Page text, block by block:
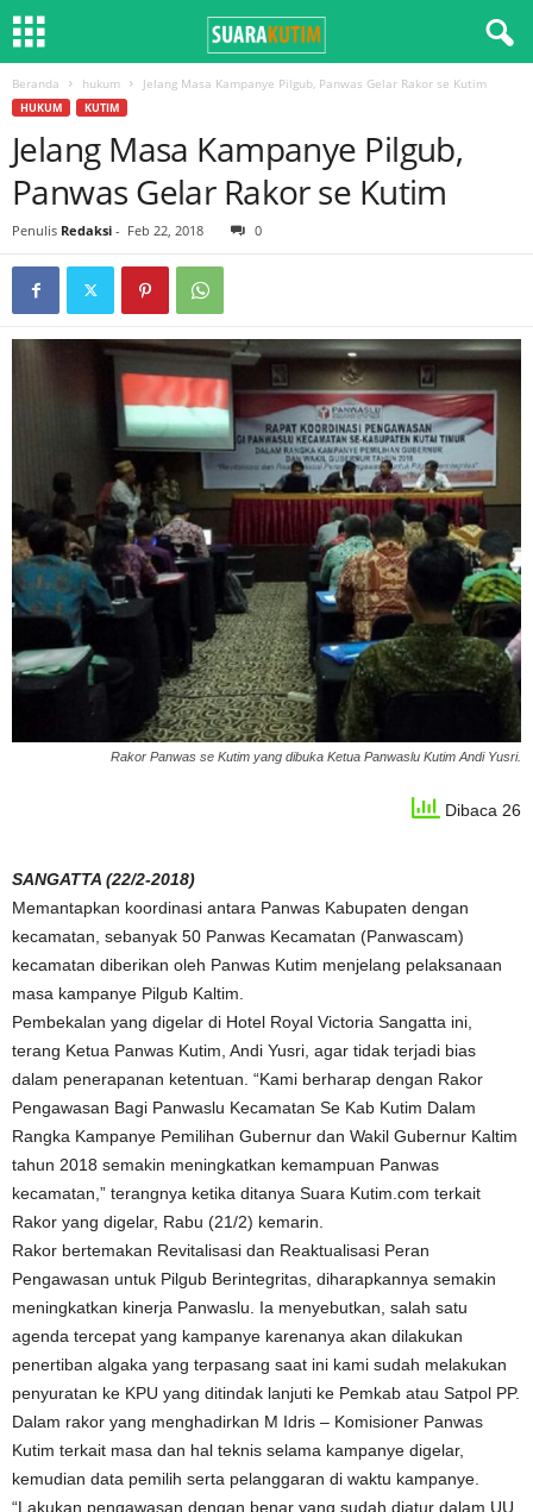
Beranda hukum Jelang Masa Kampanye Pilgub, Panwas Gelar Rakor se Kutim
HUKUM KUTIM
Jelang Masa Kampanye Pilgub,
Panwas Gelar Rakor se Kutim
Penulis Redaksi - Feb 22, 2018 0
Rakor Panwas se Kutim yang dibuka Ketua Panwaslu Kutim Andi Yusri.
Dibaca 26
SANGATTA (22/2-2018)
Memantapkan koordinasi antara Panwas Kabupaten dengan
kecamatan, sebanyak 50 Panwas Kecamatan (Panwascam)
kecamatan diberikan oleh Panwas Kutim menjelang pelaksanaan
masa kampanye Pilgub Kaltim.
Pembekalan yang digelar di Hotel Royal Victoria Sangatta ini,
terang Ketua Panwas Kutim, Andi Yusri, agar tidak terjadi bias
dalam penerapanan ketentuan. “Kami berharap dengan Rakor
Pengawasan Bagi Panwaslu Kecamatan Se Kab Kutim Dalam
Rangka Kampanye Pemilihan Gubernur dan Wakil Gubernur Kaltim
tahun 2018 semakin meningkatkan kemampuan Panwas
kecamatan,” terangnya ketika ditanya Suara Kutim.com terkait
Rakor yang digelar, Rabu (21/2) kemarin.
Rakor bertemakan Revitalisasi dan Reaktualisasi Peran
Pengawasan untuk Pilgub Berintegritas, diharapkannya semakin
meningkatkan kinerja Panwaslu. Ia menyebutkan, salah satu
agenda tercepat yang kampanye karenanya akan dilakukan
penertiban algaka yang terpasang saat ini kami sudah melakukan
penyuratan ke KPU yang ditindak lanjuti ke Pemkab atau Satpol PP.
Dalam rakor yang menghadirkan M Idris – Komisioner Panwas
Kutim terkait masa dan hal teknis selama kampanye digelar,
kemudian data pemilih serta pelanggaran di waktu kampanye.
“Lakukan pengawasan dengan benar yang sudah diatur dalam UU